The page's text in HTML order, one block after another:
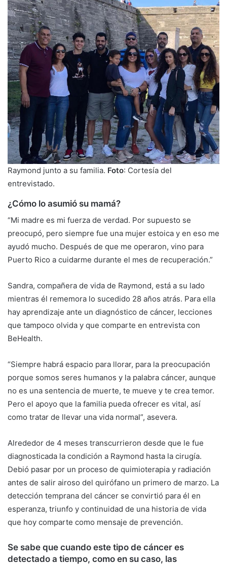
Raymond junto a su familia. Foto: Cortesía del
entrevistado.
¿Cómo lo asumió su mamá?
“Mi madre es mi fuerza de verdad. Por supuesto se
preocupó, pero siempre fue una mujer estoica y en eso me
ayudó mucho. Después de que me operaron, vino para
Puerto Rico a cuidarme durante el mes de recuperación.”
Sandra, compañera de vida de Raymond, está a su lado
mientras él rememora lo sucedido 28 años atrás. Para ella
hay aprendizaje ante un diagnóstico de cáncer, lecciones
que tampoco olvida y que comparte en entrevista con
BeHealth.
“Siempre habrá espacio para llorar, para la preocupación
porque somos seres humanos y la palabra cáncer, aunque
no es una sentencia de muerte, te mueve y te crea temor.
Pero el apoyo que la familia pueda ofrecer es vital, así
como tratar de llevar una vida normal”, asevera.
Alrededor de 4 meses transcurrieron desde que le fue
diagnosticada la condición a Raymond hasta la cirugía.
Debió pasar por un proceso de quimioterapia y radiación
antes de salir airoso del quirófano un primero de marzo. La
detección temprana del cáncer se convirtió para él en
esperanza, triunfo y continuidad de una historia de vida
que hoy comparte como mensaje de prevención.
Se sabe que cuando este tipo de cáncer es
detectado a tiempo, como en su caso, las